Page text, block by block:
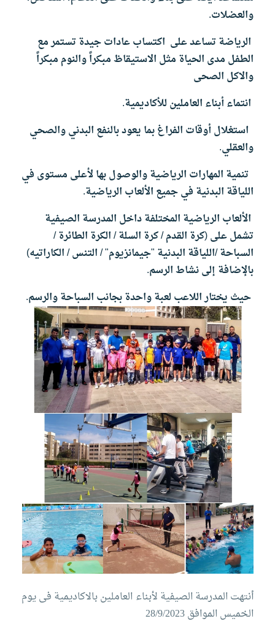
والعضلات.
الرياضة تساعد على اكتساب عادات جيدة تستمر مع
الطفل مدى الحياة مثل الاستيقاظ مبكراً والنوم مبكراً
والاكل الصحى
انتماء أبناء العاملين للأكاديمية.
استغلال أوقات الفراغ بما يعود بالنفع البدني والصحي
والعقلي.
تنمية المهارات الرياضية والوصول بها لأعلى مستوى في
اللياقة البدنية في جميع الألعاب الرياضية.
الألعاب الرياضية المختلفة داخل المدرسة الصيفية
تشمل على (كرة القدم / كرة السلة / الكرة الطائرة /
السباحة /اللياقة البدنية "جيمانزيوم" / التنس / الكاراتيه)
بالإضافة إلى نشاط الرسم.
حيث يختار اللاعب لعبة واحدة بجانب السباحة والرسم.
أنتهت المدرسة الصيفية لأبناء العاملين بالاكاديمية فى يوم
الخميس الموافق 28/9/2023